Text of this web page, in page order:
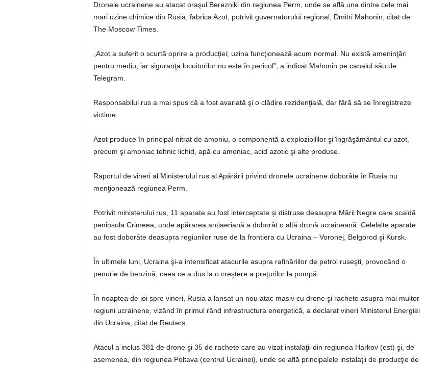
Dronele ucrainene au atacat oraşul Berezniki din regiunea Perm, unde se află una dintre cele mai
mari uzine chimice din Rusia, fabrica Azot, potrivit guvernatorului regional, Dmitri Mahonin, citat de
The Moscow Times.
„Azot a suferit o scurtă oprire a producţiei; uzina funcţionează acum normal. Nu există ameninţări
pentru mediu, iar siguranţa locuitorilor nu este în pericol”, a indicat Mahonin pe canalul său de
Telegram.
Responsabilul rus a mai spus că a fost avariată şi o clădire rezidenţială, dar fără să se înregistreze
victime.
Azot produce în principal nitrat de amoniu, o componentă a explozibililor şi îngrăşământul cu azot,
precum şi amoniac tehnic lichid, apă cu amoniac, acid azotic şi alte produse.
Raportul de vineri al Ministerului rus al Apărării privind dronele ucrainene doborâte în Rusia nu
menţionează regiunea Perm.
Potrivit ministerului rus, 11 aparate au fost interceptate şi distruse deasupra Mării Negre care scaldă
peninsula Crimeea, unde apărarea antiaeriană a doborât o altă dronă ucraineană. Celelalte aparate
au fost doborâte deasupra regiunilor ruse de la frontiera cu Ucraina – Voronej, Belgorod şi Kursk.
În ultimele luni, Ucraina şi-a intensificat atacurile asupra rafinăriilor de petrol ruseşti, provocând o
penurie de benzină, ceea ce a dus la o creştere a preţurilor la pompă.
În noaptea de joi spre vineri, Rusia a lansat un nou atac masiv cu drone şi rachete asupra mai multor
regiuni ucrainene, vizând în primul rând infrastructura energetică, a declarat vineri Ministerul Energiei
din Ucraina, citat de Reuters.
Atacul a inclus 381 de drone şi 35 de rachete care au vizat instalaţii din regiunea Harkov (est) şi, de
asemenea, din regiunea Poltava (centrul Ucrainei), unde se află principalele instalaţii de producţie de